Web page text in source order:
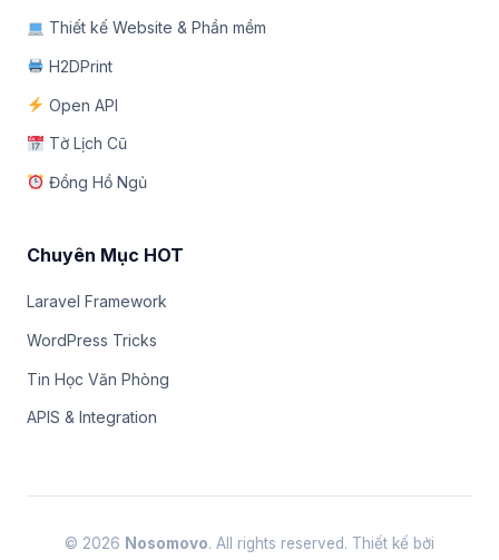
Thiết kế Website & Phần mềm
H2DPrint
Open API
Tờ Lịch Cũ
Đồng Hồ Ngủ
Chuyên Mục HOT
Laravel Framework
WordPress Tricks
Tin Học Văn Phòng
APIS & Integration
© 2026 Nosomovo. All rights reserved. Thiết kế bởi